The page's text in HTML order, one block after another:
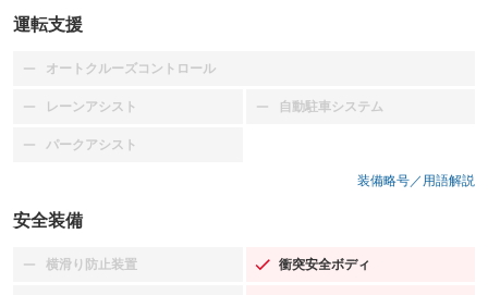
運転支援
オートクルーズコントロール
：装備なし
レーンアシスト
：装備なし 自動駐車システム
：装備なし
パークアシスト
：装備なし
装備略号／用語解説
安全装備
横滑り防止装置
：装備なし 衝突安全ボディ
：装備あり